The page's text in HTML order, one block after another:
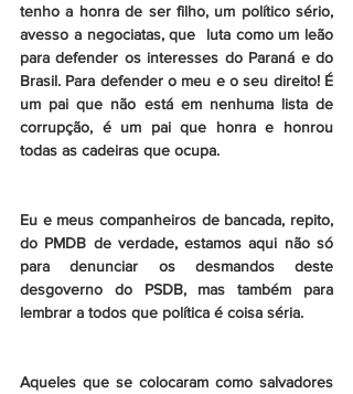
tenho a honra de ser filho, um político sério,
avesso a negociatas, que  luta como um leão
para defender os interesses do Paraná e do
Brasil. Para defender o meu e o seu direito! É
um pai que não está em nenhuma lista de
corrupção, é um pai que honra e honrou
todas as cadeiras que ocupa.
Eu e meus companheiros de bancada, repito,
do PMDB de verdade, estamos aqui não só
para denunciar os desmandos deste
desgoverno do PSDB, mas também para
lembrar a todos que política é coisa séria.
Aqueles que se colocaram como salvadores